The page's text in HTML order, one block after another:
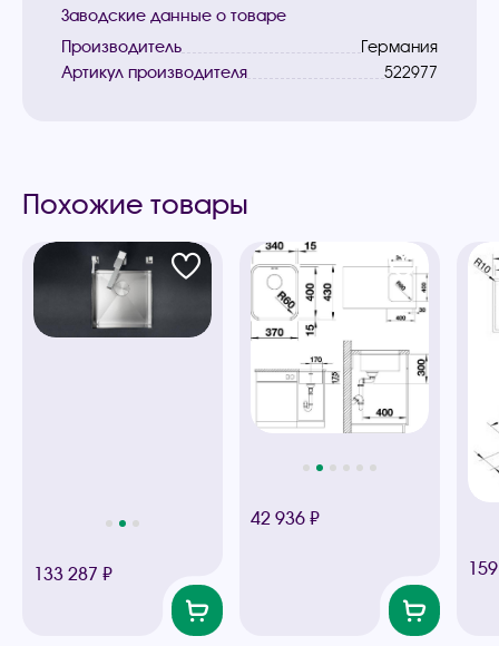
Заводские данные о товаре
Производитель
Германия
Артикул производителя
522977
Похожие товары
133 287 ₽
42 936 ₽